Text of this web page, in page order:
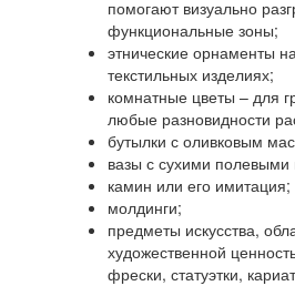
помогают визуально
функциональные зоны;
этнические орнаменты
текстильных изделиях;
комнатные цветы – для
любые разновидности
бутылки с оливковым
вазы с сухими полевыми
камин или его имитация;
молдинги;
предметы искусства,
художественной
фрески, статуэтки,